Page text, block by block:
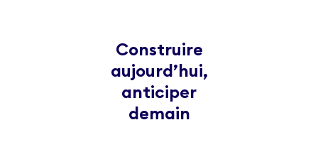
Construire
aujourd’hui,
anticiper
demain